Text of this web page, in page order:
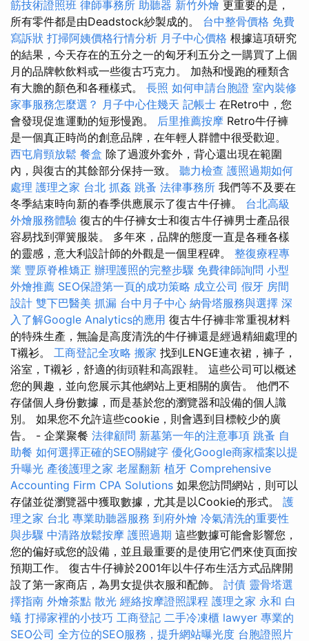
筋技術證照班 律師事務所 助聽器 新竹外燴 更重要的是，
所有零件都是由Deadstock紗製成的。 台中整骨價格 免費
寫訴狀 打掃阿姨價格行情分析 月子中心價格 根據這項研究
的結果，今天存在的五分之一的匈牙利五分之一購買了上個
月的品牌軟飲料或一些復古巧克力。 加熱和慢跑的種類含
有大膽的顏色和各種樣式。 長照 如何申請台胞證 室內裝修
家事服務怎麼選？ 月子中心住幾天 記帳士 在Retro中，您
會發現促進運動的短形慢跑。 后里推薦按摩 Retro牛仔褲
是一個真正時尚的創意品牌，在年輕人群體中很受歡迎。
西屯肩頸放鬆 餐盒 除了過渡外套外，背心還出現在範圍
內，與復古的其餘部分保持一致。 聽力檢查 護照過期如何
處理 護理之家 台北 抓姦 跳蚤 法律事務所 我們等不及要在
冬季結束時向新的春季供應展示了復古牛仔褲。 台北高級
外燴服務體驗 復古的牛仔褲女士和復古牛仔褲男士產品很
容易找到彈簧服裝。 多年來，品牌的態度一直是各種各樣
的靈感，意大利設計師的外觀是一個里程碑。 整復療程專
業 豐原脊椎矯正 辦理護照的完整步驟 免費律師詢問 小型
外燴推薦 SEO保證第一頁的成功策略 成立公司 假牙 房間
設計 雙下巴醫美 抓漏 台中月子中心 納骨塔服務與選擇 深
入了解Google Analytics的應用 復古牛仔褲非常重視材料
的特殊生產，無論是高度清洗的牛仔褲還是經過精細處理的
T襯衫。 工商登記全攻略 搬家 找到LENGE連衣裙，褲子，
浴室，T襯衫，舒適的街頭鞋和高跟鞋。 這些公司可以概述
您的興趣，並向您展示其他網站上更相關的廣告。 他們不
存儲個人身份數據，而是基於您的瀏覽器和設備的個人識
別。 如果您不允許這些cookie，則會遇到目標較少的廣
告。 - 企業聚餐 法律顧問 新墓第一年的注意事項 跳蚤 自
助餐 如何選擇正確的SEO關鍵字 優化Google商家檔案以提
升曝光 產後護理之家 老屋翻新 植牙 Comprehensive
Accounting Firm CPA Solutions 如果您訪問網站，則可以
存儲並從瀏覽器中獲取數據，尤其是以Cookie的形式。 護
理之家 台北 專業助聽器服務 到府外燴 冷氣清洗的重要性
與步驟 中清路放鬆按摩 護照過期 這些數據可能會影響您，
您的偏好或您的設備，並且最重要的是使用它們來使頁面按
預期工作。 復古牛仔褲於2001年以牛仔布生活方式品牌開
設了第一家商店，為男女提供衣服和配飾。 討債 靈骨塔選
擇指南 外燴茶點 散光 經絡按摩證照課程 護理之家 永和 白
蟻 打掃家裡的小技巧 工商登記 二手冷凍櫃 lawyer 專業的
SEO公司 全方位的SEO服務，提升網站曝光度 台胞證照片